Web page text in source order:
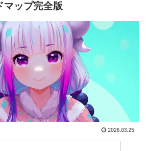
マップ完全版
2026.03.25